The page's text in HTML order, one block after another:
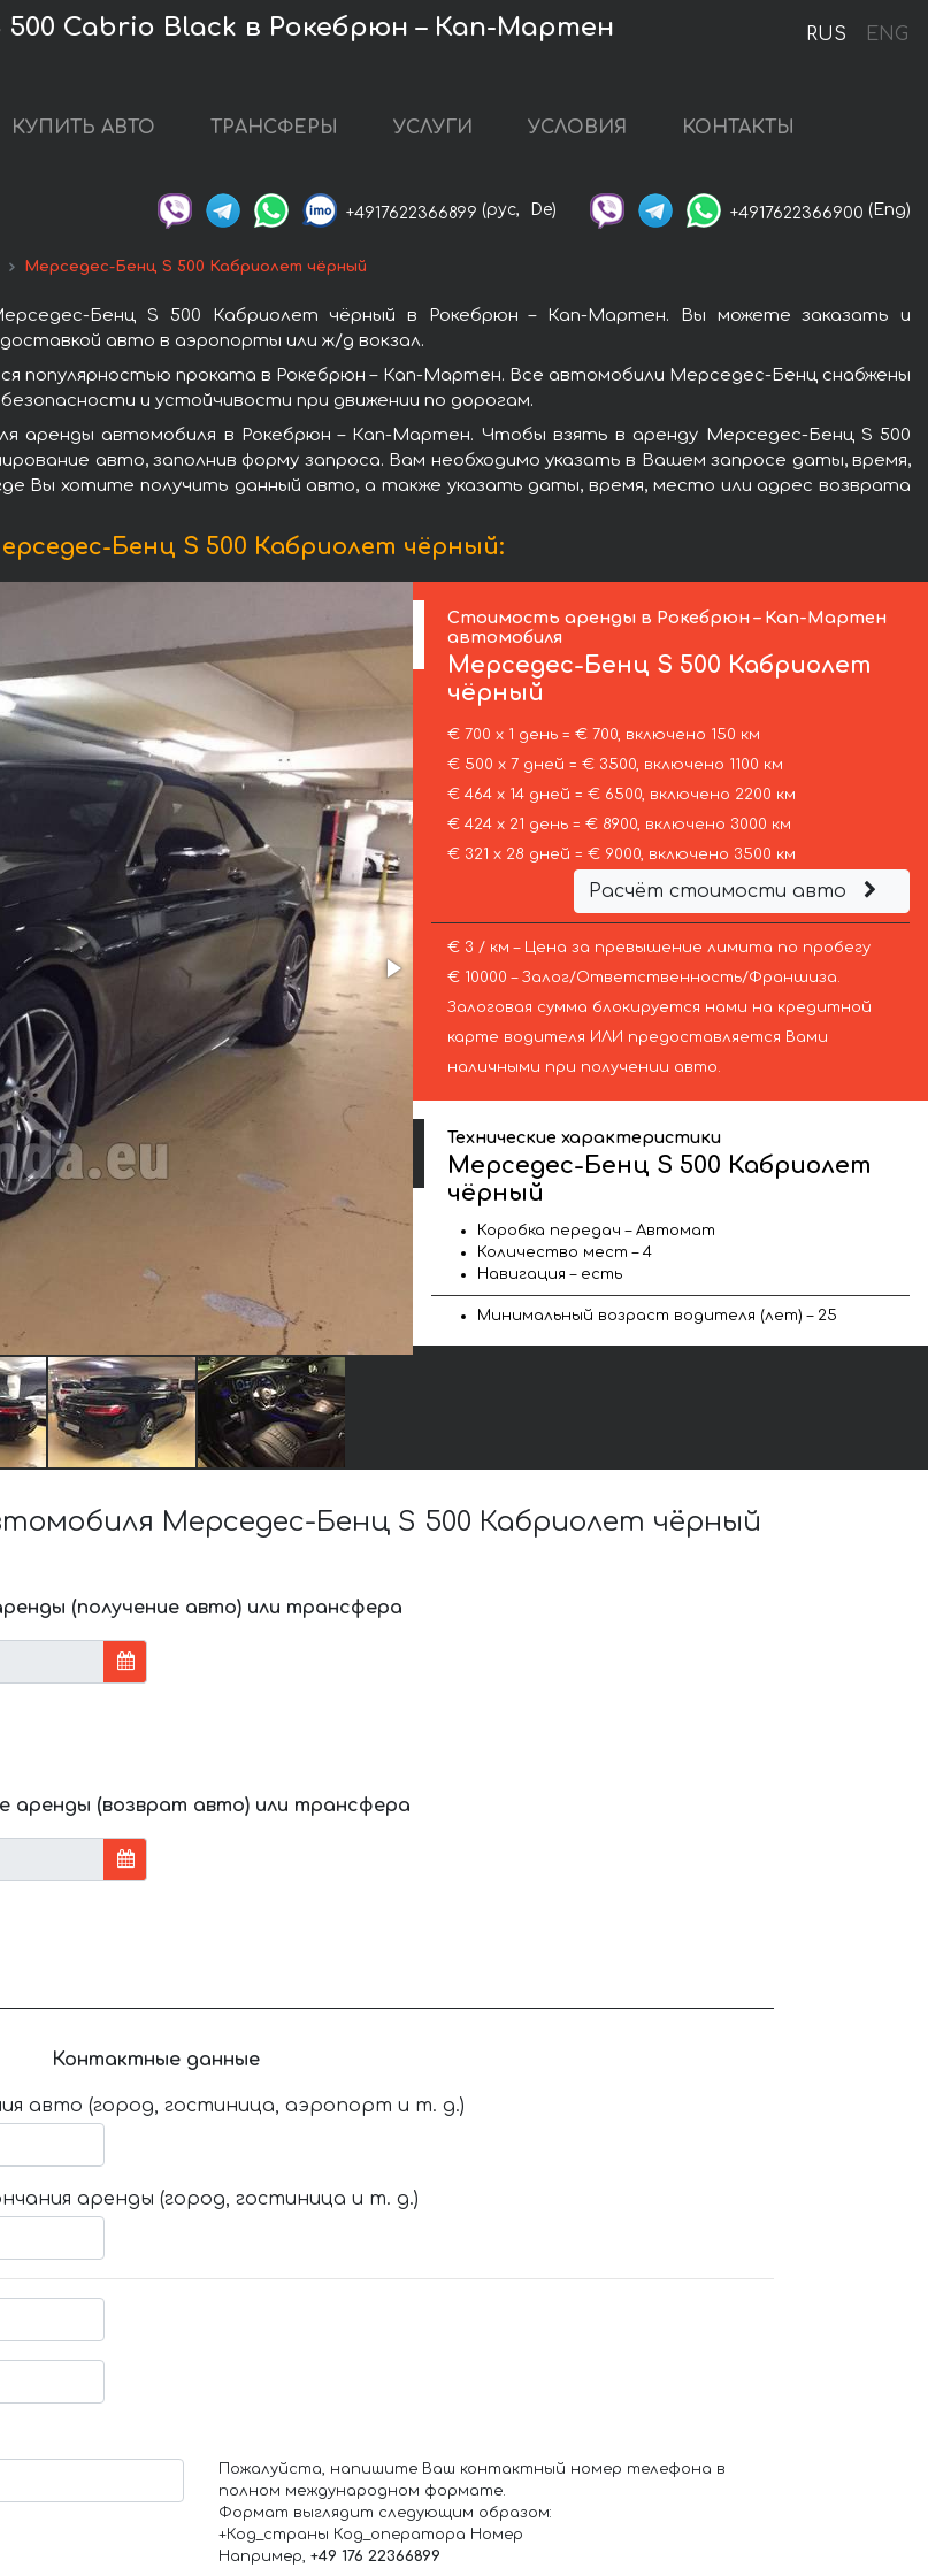
RUS ENG
Cabrio Black в Рокебрюн – Кап-Мартен
КУПИТЬ АВТО ТРАНСФЕРЫ УСЛУГИ УСЛОВИЯ КОНТАКТЫ
+4917622366899 (рус, De) +4917622366900 (Eng)
Мерседес-Бенц S 500 Кабриолет чёрный
Бенц S 500 Кабриолет чёрный в Рокебрюн – Кап-Мартен. Вы можете заказать и
авто в аэропорты или ж/д вокзал.
популярностью проката в Рокебрюн – Кап-Мартен. Все автомобили Мерседес-Бенц снабжены
и устойчивости при движении по дорогам.
аренды автомобиля в Рокебрюн – Кап-Мартен. Чтобы взять в аренду Мерседес-Бенц S 500
авто, заполнив форму запроса. Вам необходимо указать в Вашем запросе даты, время,
Вы хотите получить данный авто, а также указать даты, время, место или адрес возврата
Бенц S 500 Кабриолет чёрный:
Стоимость аренды в Рокебрюн – Кап-Мартен
автомобиля
Мерседес-Бенц S 500 Кабриолет
чёрный
€ 700 х 1 день = € 700, включено 150 км
€ 500 х 7 дней = € 3500, включено 1100 км
€ 464 х 14 дней = € 6500, включено 2200 км
€ 424 х 21 день = € 8900, включено 3000 км
€ 321 х 28 дней = € 9000, включено 3500 км
Расчёт стоимости авто
€ 3 / км – Цена за превышение лимита по пробегу
€ 10000 – Залог/Ответственность/Франшиза.
Залоговая сумма блокируется нами на кредитной
карте водителя ИЛИ предоставляется Вами
наличными при получении авто.
Технические характеристики
Мерседес-Бенц S 500 Кабриолет
чёрный
Коробка передач – Автомат
Количество мест – 4
Навигация – есть
Минимальный возраст водителя (лет) – 25
Мерседес-Бенц S 500 Кабриолет чёрный
(получение авто) или трансфера
аренды (возврат авто) или трансфера
Контактные данные
авто (город, гостиница, аэропорт и т. д.)
аренды (город, гостиница и т. д.)
Пожалуйста, напишите Ваш контактный номер телефона в
полном международном формате.
Формат выглядит следующим образом:
+Код_страны Код_оператора Номер
Например, +49 176 22366899